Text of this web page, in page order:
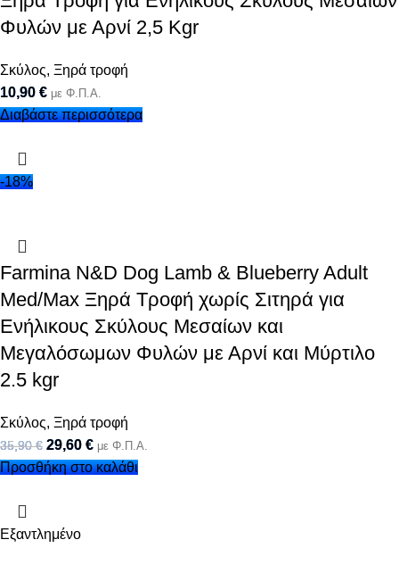
Φυλών με Αρνί 2,5 Kgr
Σκύλος, Ξηρά τροφή
10,90 € με Φ.Π.Α.
Διαβάστε περισσότερα
-18%
Farmina N&D Dog Lamb & Blueberry Adult
Med/Max Ξηρά Τροφή χωρίς Σιτηρά για
Ενήλικους Σκύλους Μεσαίων και
Μεγαλόσωμων Φυλών με Αρνί και Μύρτιλο
2.5 kgr
Σκύλος, Ξηρά τροφή
35,90€ 29,60 € με Φ.Π.Α.
Προσθήκη στο καλάθι
Εξαντλημένο